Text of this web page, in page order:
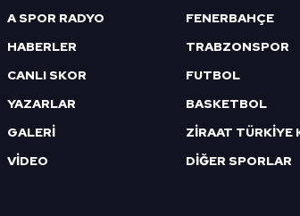
A SPOR RADYO
HABERLER
CANLI SKOR
YAZARLAR
GALERİ
VİDEO
FENERBAHÇE
TRABZONSPOR
FUTBOL
BASKETBOL
DİĞER SPORLAR